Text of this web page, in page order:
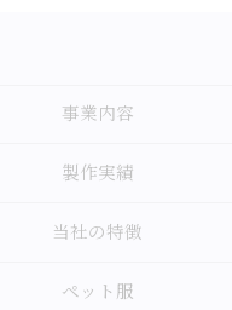
事業内容
製作実績
当社の特徴
ペット服